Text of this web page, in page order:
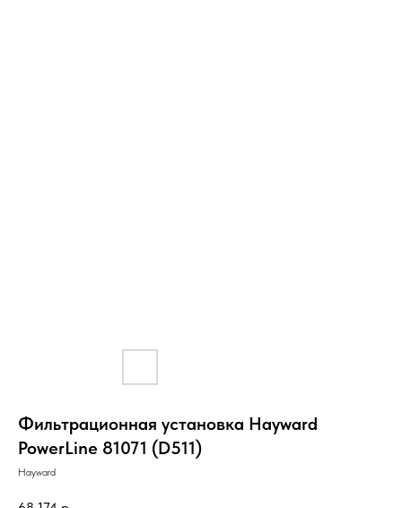
Фильтрационная установка Hayward
PowerLine 81071 (D511)
Hayward